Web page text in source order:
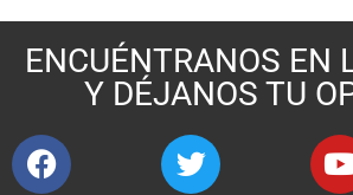
ENCUÉNTRANOS EN
Y DÉJANOS TU